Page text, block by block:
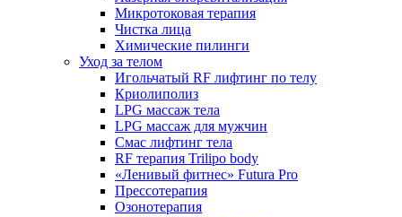
Микротоковая терапия
Чистка лица
Химические пилинги
Уход за телом
Игольчатый RF лифтинг по телу
Криолиполиз
LPG массаж тела
LPG массаж для мужчин
Смас лифтинг тела
RF терапия Trilipo body
«Ленивый фитнес» Futura Pro
Прессотерапия
Озонотерапия